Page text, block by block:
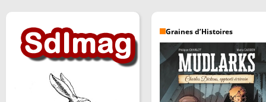
Graines d’Histoires